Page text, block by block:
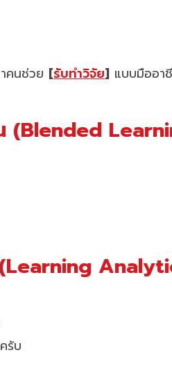
คนช่วย [รับทำวิจัย] แบบมืออา
(Blended
(Learning
รับ